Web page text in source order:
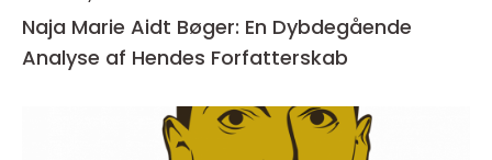
Naja Marie Aidt Bøger: En Dybdegående
Analyse af Hendes Forfatterskab